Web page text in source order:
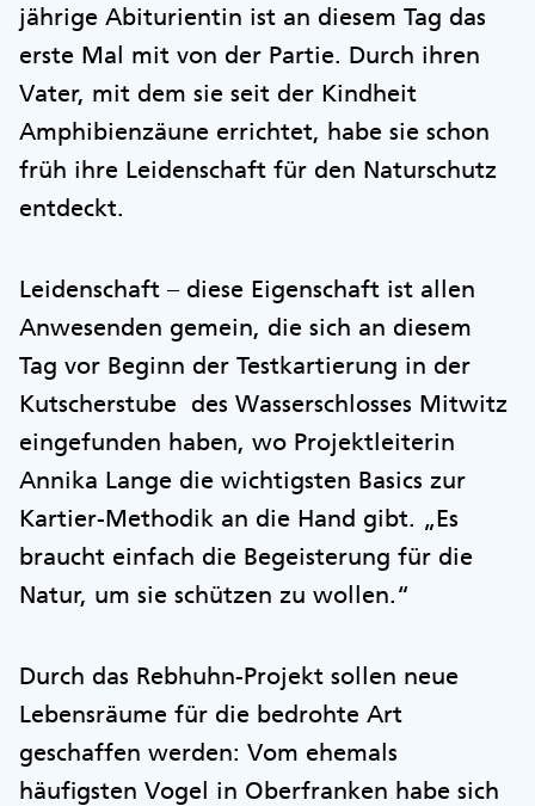
jährige Abiturientin ist an diesem Tag das
erste Mal mit von der Partie. Durch ihren
Vater, mit dem sie seit der Kindheit
Amphibienzäune errichtet, habe sie schon
früh ihre Leidenschaft für den Naturschutz
entdeckt.
Leidenschaft – diese Eigenschaft ist allen
Anwesenden gemein, die sich an diesem
Tag vor Beginn der Testkartierung in der
Kutscherstube des Wasserschlosses Mitwitz
eingefunden haben, wo Projektleiterin
Annika Lange die wichtigsten Basics zur
Kartier-Methodik an die Hand gibt. „Es
braucht einfach die Begeisterung für die
Natur, um sie schützen zu wollen.“
Durch das Rebhuhn-Projekt sollen neue
Lebensräume für die bedrohte Art
geschaffen werden: Vom ehemals
häufigsten Vogel in Oberfranken habe sich